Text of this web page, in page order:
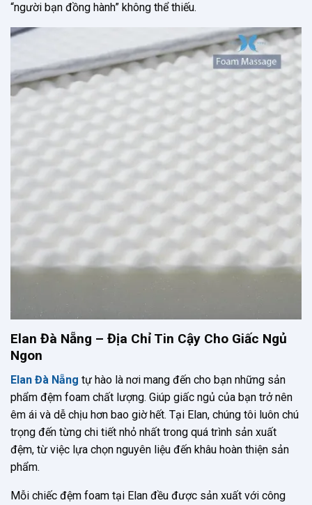
“người bạn đồng hành” không thể thiếu.
Elan Đà Nẵng – Địa Chỉ Tin Cậy Cho Giấc Ngủ
Ngon
Elan Đà Nẵng tự hào là nơi mang đến cho bạn những sản
phẩm đệm foam chất lượng. Giúp giấc ngủ của bạn trở nên
êm ái và dễ chịu hơn bao giờ hết. Tại Elan, chúng tôi luôn chú
trọng đến từng chi tiết nhỏ nhất trong quá trình sản xuất
đệm, từ việc lựa chọn nguyên liệu đến khâu hoàn thiện sản
phẩm.
Mỗi chiếc đệm foam tại Elan đều được sản xuất với công